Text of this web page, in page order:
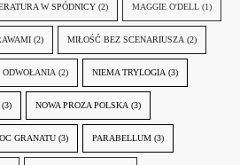
W SPÓDNICY (2) MAGGIE O'DELL (1)
(2) MIŁOŚĆ BEZ SCENARIUSZA (2)
ODWOŁANIA (2) NIEMA TRYLOGIA (3)
(3) NOWA PROZA POLSKA (3)
GRANATU (3) PARABELLUM (3)